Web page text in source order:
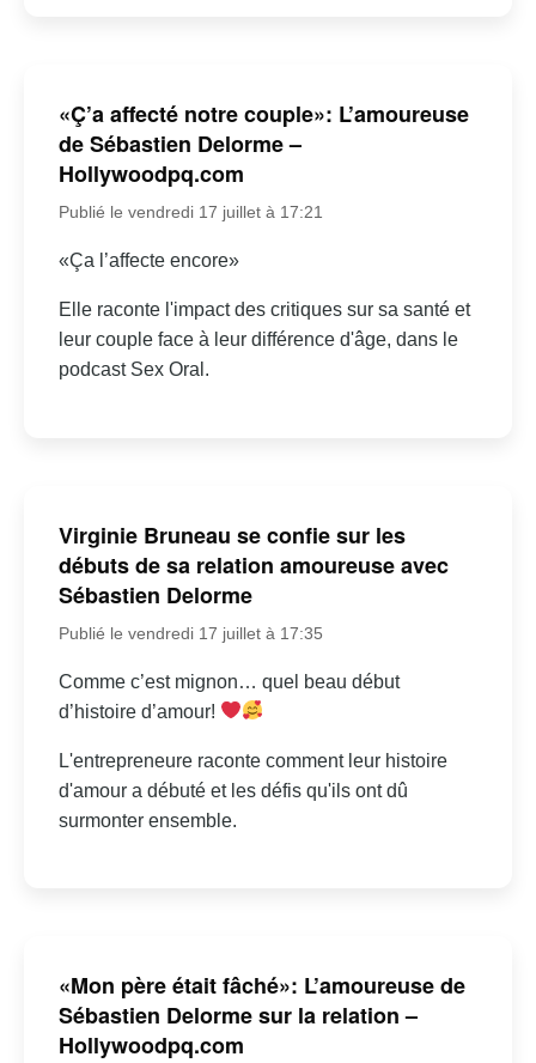
«Ç’a affecté notre couple»: L’amoureuse
de Sébastien Delorme –
Hollywoodpq.com
Publié le vendredi 17 juillet à 17:21
«Ça l’affecte encore»
Elle raconte l'impact des critiques sur sa santé et
leur couple face à leur différence d'âge, dans le
podcast Sex Oral.
Virginie Bruneau se confie sur les
débuts de sa relation amoureuse avec
Sébastien Delorme
Publié le vendredi 17 juillet à 17:35
Comme c’est mignon… quel beau début
d’histoire d’amour!
L'entrepreneure raconte comment leur histoire
d'amour a débuté et les défis qu'ils ont dû
surmonter ensemble.
«Mon père était fâché»: L’amoureuse de
Sébastien Delorme sur la relation –
Hollywoodpq.com